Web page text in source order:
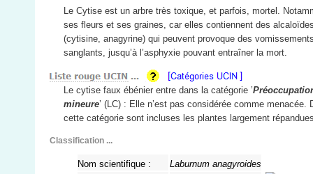
Le Cytise est un arbre très toxique, et parfois, mortel.
ses fleurs et ses graines, car elles contiennent des
(cytisine, anagyrine) qui peuvent provoque des
sanglants, jusqu’à l’asphyxie pouvant entraîner la mort.
Le cytise faux ébénier entre dans la catégorie ’
mineure’ (LC) : Elle n’est pas considérée comme menacée.
cette catégorie sont incluses les plantes largement
Classification ...
Nom scientifique :
Laburnum anagyroides